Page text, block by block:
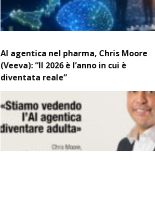
AI agentica nel pharma, Chris Moore
(Veeva): “Il 2026 è l’anno in cui è
diventata reale”